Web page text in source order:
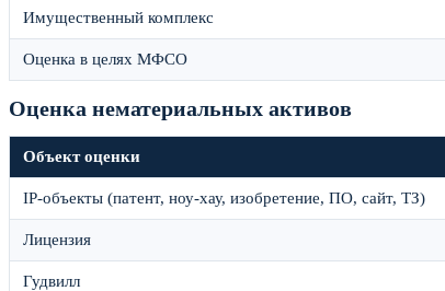
Имущественный комплекс
Оценка в целях МФСО
Оценка нематериальных активов
Объект оценки
IP-объекты (патент, ноу-хау, изобретение, ПО, сайт, ТЗ)
Лицензия
Гудвилл